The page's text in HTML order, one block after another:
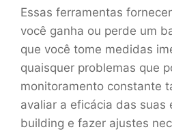
Essas ferramentas
você ganha ou perde um
que você tome medidas
quaisquer problemas que
monitoramento constante
avaliar a eficácia das suas
building e fazer ajustes